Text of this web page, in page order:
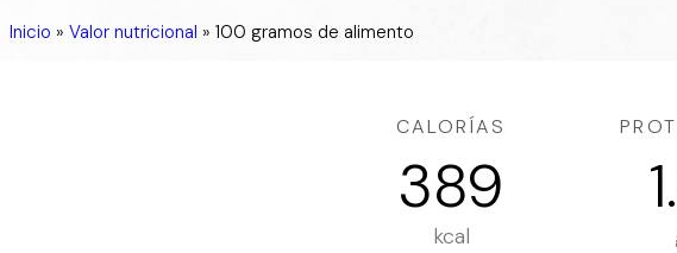
Inicio » Valor nutricional » 100 gramos de alimento
CALORÍAS
389
kcal